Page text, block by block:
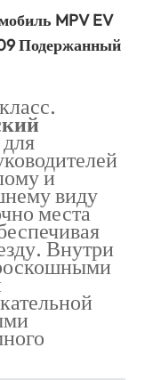
MPV EV
Подержанный
и
виду
места
Внутри